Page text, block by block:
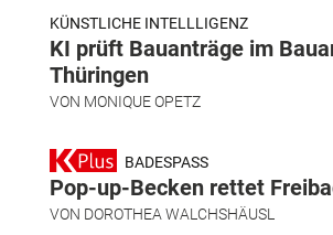
KÜNSTLICHE INTELLLIGENZ
KI prüft Bauanträge im
Thüringen
VON MONIQUE OPETZ
BADESPASS
Pop-up-Becken rettet
VON DOROTHEA WALCHSHÄUSL